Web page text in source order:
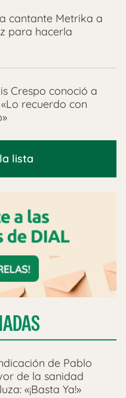
cantante Metrika a
para hacerla
Crespo conoció a
recuerdo con
lista
de Pablo
de la sanidad
«¡Basta Ya!»